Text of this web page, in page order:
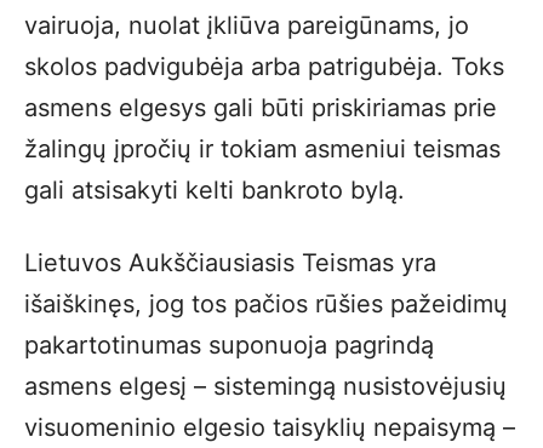
vairuoja, nuolat įkliūva pareigūnams, jo
skolos padvigubėja arba patrigubėja. Toks
asmens elgesys gali būti priskiriamas prie
žalingų įpročių ir tokiam asmeniui teismas
gali atsisakyti kelti bankroto bylą.
Lietuvos Aukščiausiasis Teismas yra
išaiškinęs, jog tos pačios rūšies pažeidimų
pakartotinumas suponuoja pagrindą
asmens elgesį – sistemingą nusistovėjusių
visuomeninio elgesio taisyklių nepaisymą –